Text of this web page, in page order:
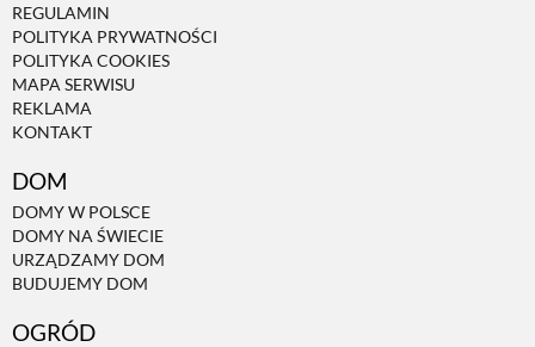
REGULAMIN
POLITYKA PRYWATNOŚCI
POLITYKA COOKIES
MAPA SERWISU
REKLAMA
KONTAKT
DOM
DOMY W POLSCE
DOMY NA ŚWIECIE
URZĄDZAMY DOM
BUDUJEMY DOM
OGRÓD